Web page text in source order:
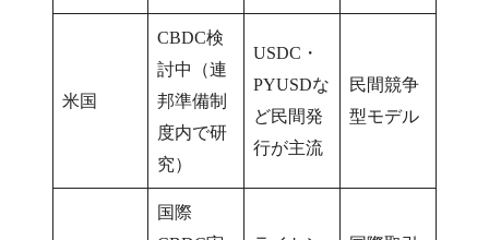
米国
CBDC検
討中（連
邦準備制
度内で研
究）
USDC・
PYUSDな
ど民間発
行が主流
民間競争
型モデル
国際